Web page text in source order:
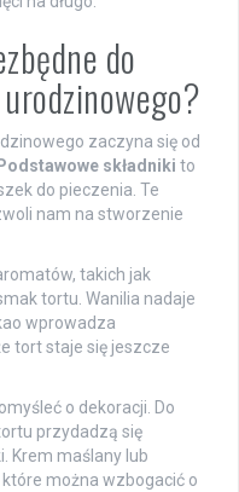
do
zaczyna się od
Podstawowe składniki to
do pieczenia. Te
nam na stworzenie
takich jak
tortu. Wanilia nadaje
wprowadza
tort staje się jeszcze
o dekoracji. Do
przydadzą się
Krem maślany lub
można wzbogacić o